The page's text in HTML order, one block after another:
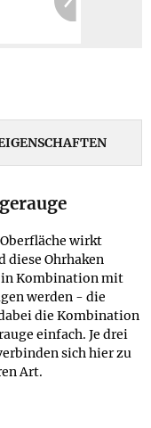
wirkt
diese Ohrhaken
in Kombination mit
werden - die
die Kombination
einfach. Je drei
sich hier zu
Art.